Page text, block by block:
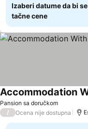
Izaberi datume da bi
tačne cene
Pansion sa doručkom
/ Ocena nije dostupna